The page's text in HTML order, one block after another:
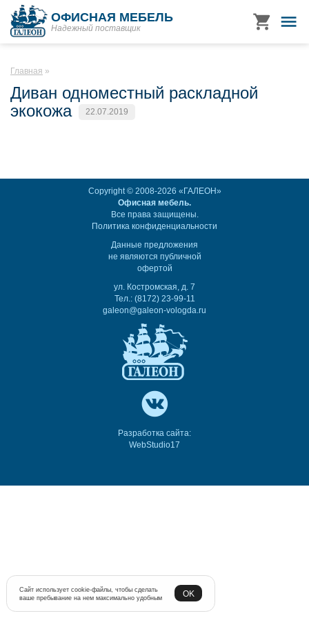
ОФИСНАЯ МЕБЕЛЬ
Надежный поставщик
Главная
Диван одноместный раскладной
экокожа
22.07.2019
Copyright © 2008-2026 «ГАЛЕОН»
Офисная мебель.
Все права защищены.
Политика конфиденциальности
Данные предложения
не являются публичной
офертой
ул. Костромская, д. 7
Тел.: (8172) 23-99-11
galeon@galeon-vologda.ru
Разработка сайта:
WebStudio17
Сайт использует cookie-файлы, чтобы сделать
ваше пребывание на нем максимально удобным
OK